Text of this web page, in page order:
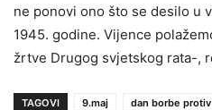
ne ponovi ono što se desilo u
1945. godine. Vijence
žrtve Drugog svjetskog rata-,
TAGOVI 9.maj dan borbe